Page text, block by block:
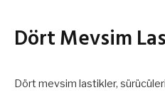
Dört Mevsim
Dört mevsim lastikler,